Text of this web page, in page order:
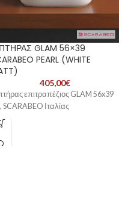
GLAM 56×39
PEARL (WHITE
405,00€
επιτραπέζιος GLAM 56x39
SCARABEO Ιταλίας